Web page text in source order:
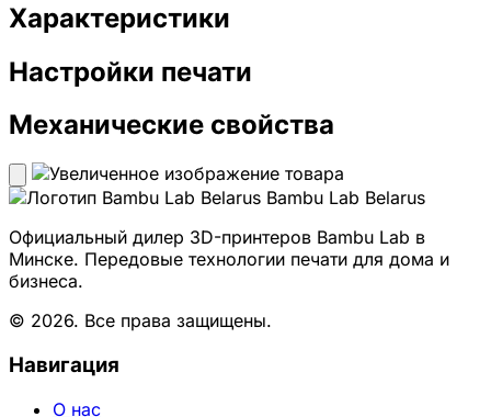
Характеристики
Настройки печати
Механические свойства
Bambu Lab Belarus
Официальный дилер 3D-принтеров Bambu Lab в
Минске. Передовые технологии печати для дома и
бизнеса.
© 2026. Все права защищены.
Навигация
О нас